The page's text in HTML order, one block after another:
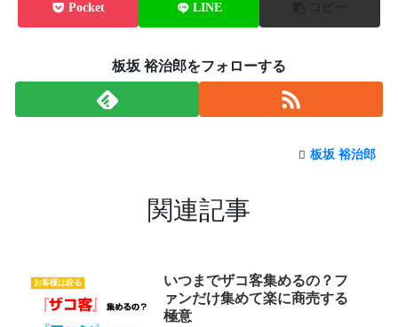
Pocket LINE
板坂 裕治郎をフォローする
板坂 裕治郎
関連記事
お客様は絞る
いつまでザコ客集めるの？フ
ァンだけ集めて楽に商売する
極意